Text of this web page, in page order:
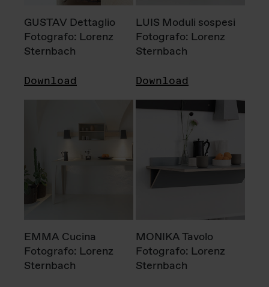
GUSTAV Dettaglio
Fotografo: Lorenz
Sternbach
Download
LUIS Moduli sospesi
Fotografo: Lorenz
Sternbach
Download
EMMA Cucina
Fotografo: Lorenz
Sternbach
MONIKA Tavolo
Fotografo: Lorenz
Sternbach